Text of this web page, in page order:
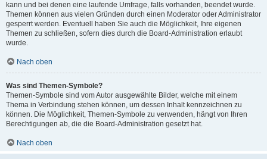
kann und bei denen eine laufende Umfrage, falls vorhanden, beendet wurde.
Themen können aus vielen Gründen durch einen Moderator oder Administrator
gesperrt werden. Eventuell haben Sie auch die Möglichkeit, Ihre eigenen
Themen zu schließen, sofern dies durch die Board-Administration erlaubt
wurde.
Nach oben
Was sind Themen-Symbole?
Themen-Symbole sind vom Autor ausgewählte Bilder, welche mit einem
Thema in Verbindung stehen können, um dessen Inhalt kennzeichnen zu
können. Die Möglichkeit, Themen-Symbole zu verwenden, hängt von Ihren
Berechtigungen ab, die die Board-Administration gesetzt hat.
Nach oben